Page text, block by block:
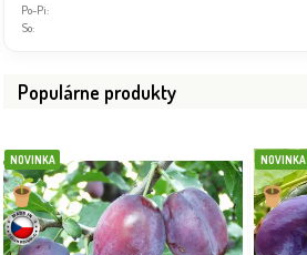
Po-Pi:
So:
Populárne produkty
NOVINKA NOVINKA